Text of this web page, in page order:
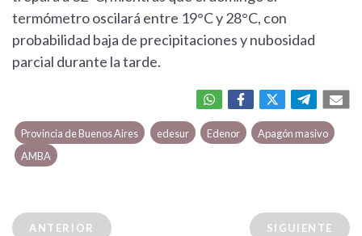
termómetro oscilará entre 19°C y 28°C, con
probabilidad baja de precipitaciones y nubosidad
parcial durante la tarde.
Provincia de Buenos Aires edesur Edenor
Apagón masivo
AMBA
ANTERIOR SIGUIENTE